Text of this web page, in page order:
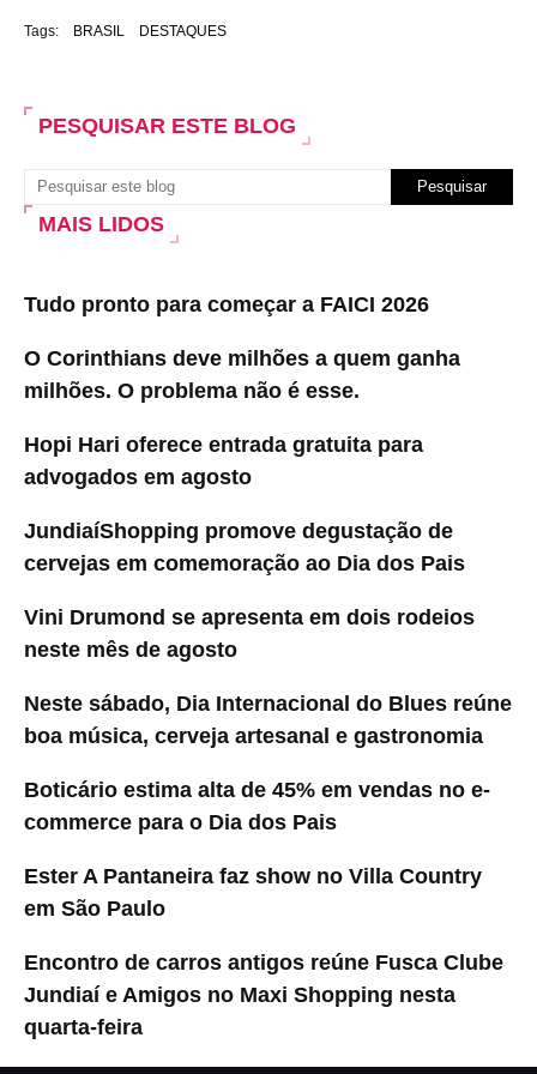
Tags: BRASIL DESTAQUES
PESQUISAR ESTE BLOG
MAIS LIDOS
Tudo pronto para começar a FAICI 2026
O Corinthians deve milhões a quem ganha
milhões. O problema não é esse.
Hopi Hari oferece entrada gratuita para
advogados em agosto
JundiaíShopping promove degustação de
cervejas em comemoração ao Dia dos Pais
Vini Drumond se apresenta em dois rodeios
neste mês de agosto
Neste sábado, Dia Internacional do Blues reúne
boa música, cerveja artesanal e gastronomia
Boticário estima alta de 45% em vendas no e-
commerce para o Dia dos Pais
Ester A Pantaneira faz show no Villa Country
em São Paulo
Encontro de carros antigos reúne Fusca Clube
Jundiaí e Amigos no Maxi Shopping nesta
quarta-feira